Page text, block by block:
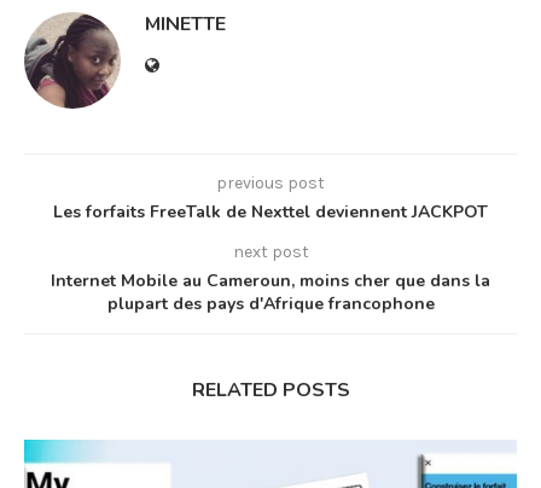
MINETTE
previous post
Les forfaits FreeTalk de Nexttel deviennent JACKPOT
next post
Internet Mobile au Cameroun, moins cher que dans la
plupart des pays d'Afrique francophone
RELATED POSTS